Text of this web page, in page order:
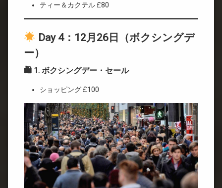
ティー＆カクテル £80
Day 4：12月26日（ボクシングデ
ー）
🛍 1. ボクシングデー・セール
ショッピング £100